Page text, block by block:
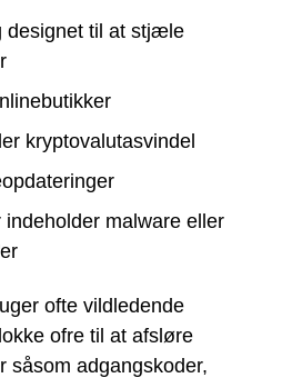
designet til at stjæle
kryptovalutasvindel
indeholder malware eller
ofte vildledende
ofre til at afsløre
såsom adgangskoder,